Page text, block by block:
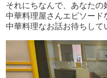
それにちなんで、あなたの
中華料理屋さんエピソード
中華料理なお話お待ちして